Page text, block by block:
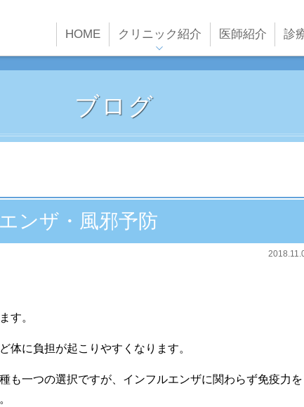
HOME クリニック紹介
院内紹介
設備紹介
医師紹介 診
ブログ
ンザ・風邪予防
す。
体に負担が起こりやすくなります。
も一つの選択ですが、インフルエンザに関わらず免疫力を